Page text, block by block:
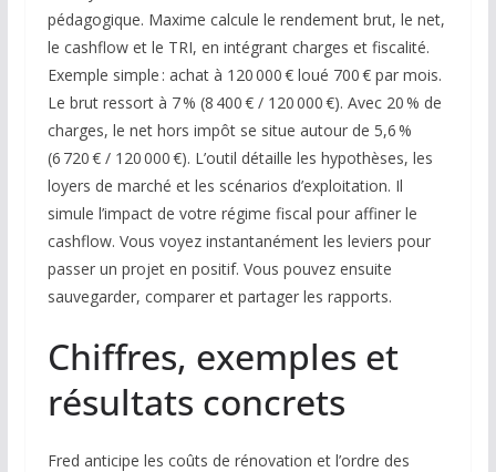
pédagogique. Maxime calcule le rendement brut, le net,
le cashflow et le TRI, en intégrant charges et fiscalité.
Exemple simple : achat à 120 000 € loué 700 € par mois.
Le brut ressort à 7 % (8 400 € / 120 000 €). Avec 20 % de
charges, le net hors impôt se situe autour de 5,6 %
(6 720 € / 120 000 €). L’outil détaille les hypothèses, les
loyers de marché et les scénarios d’exploitation. Il
simule l’impact de votre régime fiscal pour affiner le
cashflow. Vous voyez instantanément les leviers pour
passer un projet en positif. Vous pouvez ensuite
sauvegarder, comparer et partager les rapports.
Chiffres, exemples et
résultats concrets
Fred anticipe les coûts de rénovation et l’ordre des